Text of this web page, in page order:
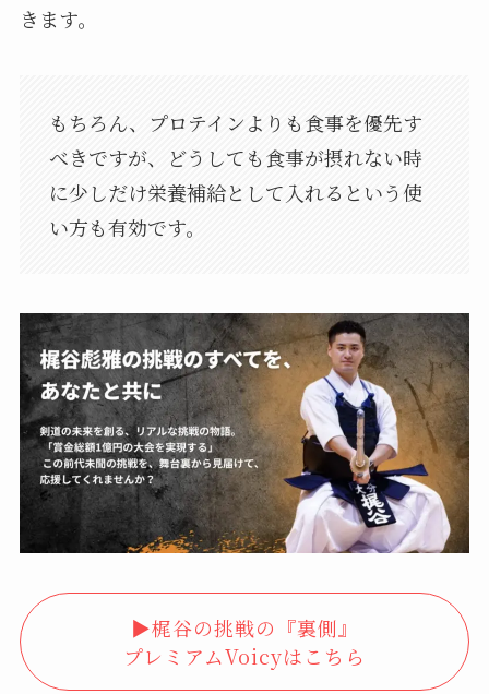
きます。
もちろん、プロテインよりも食事を優先す
べきですが、どうしても食事が摂れない時
に少しだけ栄養補給として入れるという使
い方も有効です。
▶︎梶谷の挑戦の『裏側』
プレミアムVoicyはこちら